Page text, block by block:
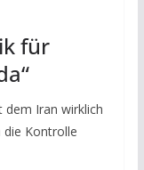
für
Iran wirklich
die Kontrolle